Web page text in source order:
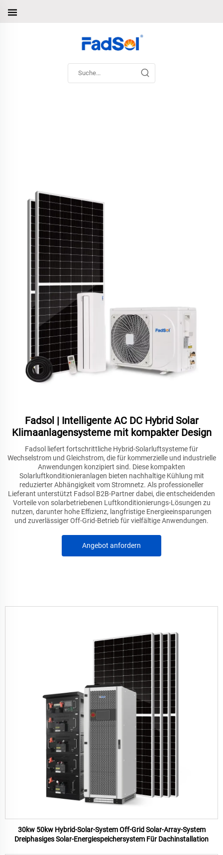
Fadsol | Intelligente AC DC Hybrid Solar
Klimaanlagensysteme mit kompakter Design
Fadsol liefert fortschrittliche Hybrid-Solarluftsysteme für
Wechselstrom und Gleichstrom, die für kommerzielle und industrielle
Anwendungen konzipiert sind. Diese kompakten
Solarluftkonditionieranlagen bieten nachhaltige Kühlung mit
reduzierter Abhängigkeit vom Stromnetz. Als professioneller
Lieferant unterstützt Fadsol B2B-Partner dabei, die entscheidenden
Vorteile von solarbetriebenen Luftkonditionierungs-Lösungen zu
nutzen, darunter hohe Effizienz, langfristige Energieeinsparungen
und zuverlässiger Off-Grid-Betrieb für vielfältige Anwendungen.
Angebot anfordern
30kw 50kw Hybrid-Solar-System Off-Grid Solar-Array-System
Dreiphasiges Solar-Energiespeichersystem Für Dachinstallation